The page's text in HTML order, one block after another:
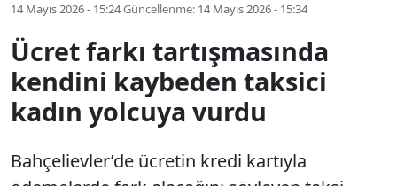
14 Mayıs 2026 - 15:24Güncellenme: 14 Mayıs 2026 - 15:34
Ücret farkı tartışmasında
kendini kaybeden taksici
kadın yolcuya vurdu
Bahçelievler’de ücretin kredi kartıyla